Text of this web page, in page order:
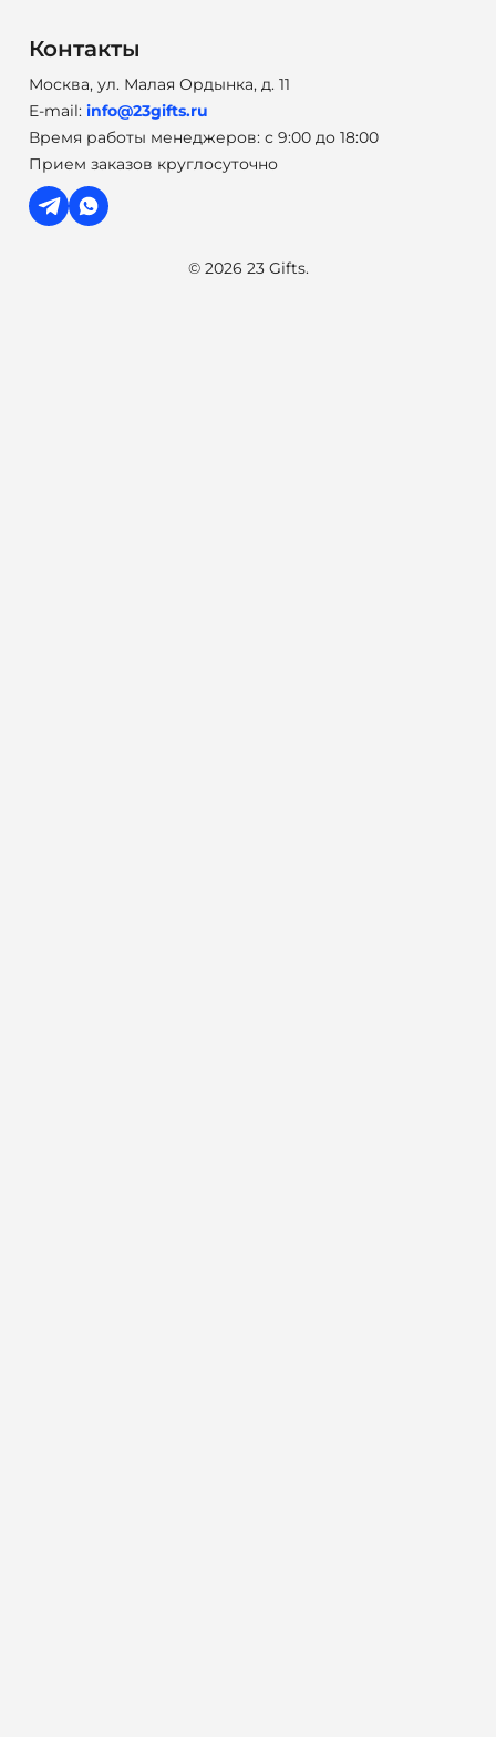
Контакты
Москва, ул. Малая Ордынка, д. 11
E-mail: info@23gifts.ru
Время работы менеджеров: с 9:00 до 18:00
Прием заказов круглосуточно
© 2026 23 Gifts.